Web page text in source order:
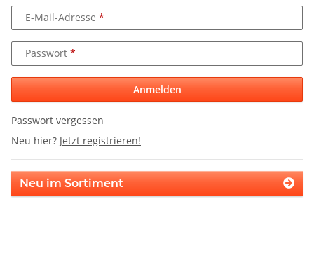
E-Mail-Adresse
Passwort
Anmelden
Passwort vergessen
Neu hier? Jetzt registrieren!
Neu im Sortiment